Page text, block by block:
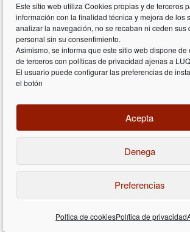
Este sitio web utiliza Cookies propias y de terceros
información con la finalidad técnica y mejora de los
analizar la navegación, no se recaban ni ceden sus
personal sin su consentimiento.
Asimismo, se informa que este sitio web dispone
de terceros con políticas de privacidad ajenas a
El usuario puede configurar las preferencias de
el botón
Acepta
Denega
Preferencias
Poltica de cookiesPolítica de privacidad
Estarán exentas, igualmente, las rentas
transmisión de un establecimiento
actividad cuando se cumpla el requisito de
2. No se integrarán en la base imponible
obtenidas en el extranjero a través de un
Tampoco serán objeto de integración
derivadas de la transmisión de un
(Versión anterior: No se integrarán en la
rentas negativas obtenidas en el
establecimiento permanente, excepto en el
del mismo o cese de su actividad.”
No obstante, serán fiscalmente deducibles